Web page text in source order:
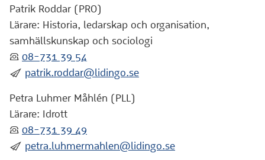
Patrik Roddar (PRO)
Lärare: Historia, ledarskap och organisation,
samhällskunskap och sociologi
:telefon: 08-731 39 54
:skicka: patrik.roddar@lidingo.se
Petra Luhmer Måhlén (PLL)
Lärare: Idrott
:telefon: 08-731 39 49
:skicka: petra.luhmermahlen@lidingo.se